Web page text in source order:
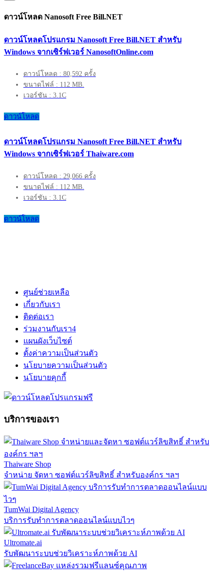
ดาวน์โหลด Nanosoft Free Bill.NET
ดาวน์โหลดโปรแกรม Nanosoft Free Bill.NET สำหรับ
Windows จากเซิร์ฟเวอร์ NanosoftOnline.com
ดาวน์โหลด : 80,592 ครั้ง
ขนาดไฟล์ : 112 MB.
เวอร์ชัน : 3.1C
ดาวน์โหลด
ดาวน์โหลดโปรแกรม Nanosoft Free Bill.NET สำหรับ
Windows จากเซิร์ฟเวอร์ Thaiware.com
ดาวน์โหลด : 29,066 ครั้ง
ขนาดไฟล์ : 112 MB.
เวอร์ชัน : 3.1C
ดาวน์โหลด
ศูนย์ช่วยเหลือ
เกี่ยวกับเรา
ติดต่อเรา
ร่วมงานกับเรา4
แผนผังเว็บไซต์
ตั้งค่าความเป็นส่วนตัว
นโยบายความเป็นส่วนตัว
นโยบายคุกกี้
บริการของเรา
Thaiware Shop
จำหน่าย จัดหา ซอฟต์แวร์ลิขสิทธิ์ สำหรับองค์กร ฯลฯ
TumWai Digital Agency
บริการรับทำการตลาดออนไลน์แบบไวๆ
Ultromate.ai
รับพัฒนาระบบช่วยวิเคราะห์ภาพด้วย AI